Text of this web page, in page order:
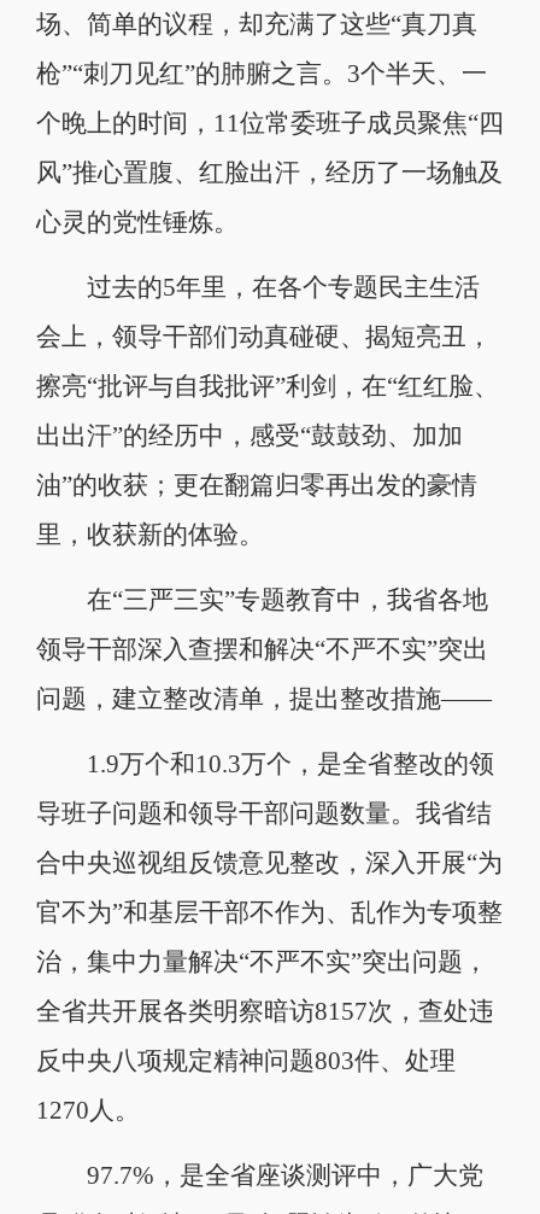
场、简单的议程，却充满了这些“真刀真
枪”“刺刀见红”的肺腑之言。3个半天、一
个晚上的时间，11位常委班子成员聚焦“四
风”推心置腹、红脸出汗，经历了一场触及
心灵的党性锤炼。
过去的5年里，在各个专题民主生活
会上，领导干部们动真碰硬、揭短亮丑，
擦亮“批评与自我批评”利剑，在“红红脸、
出出汗”的经历中，感受“鼓鼓劲、加加
油”的收获；更在翻篇归零再出发的豪情
里，收获新的体验。
在“三严三实”专题教育中，我省各地
领导干部深入查摆和解决“不严不实”突出
问题，建立整改清单，提出整改措施——
1.9万个和10.3万个，是全省整改的领
导班子问题和领导干部问题数量。我省结
合中央巡视组反馈意见整改，深入开展“为
官不为”和基层干部不作为、乱作为专项整
治，集中力量解决“不严不实”突出问题，
全省共开展各类明察暗访8157次，查处违
反中央八项规定精神问题803件、处理
1270人。
97.7%，是全省座谈测评中，广大党